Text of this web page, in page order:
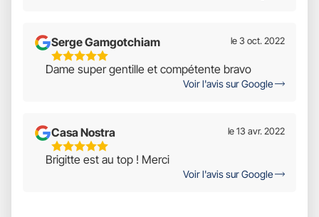
Serge Gamgotchiam
5
Étoiles
le 3 oct. 2022
Dame super gentille et compétente bravo
Voir l'avis sur Google
Casa Nostra
5
Étoiles
le 13 avr. 2022
Brigitte est au top ! Merci
Voir l'avis sur Google